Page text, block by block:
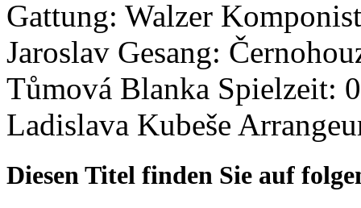
Gattung: Walzer
Jaroslav Gesang:
Tůmová Blanka Spielzeit:
Ladislava Kubeše
Diesen Titel finden Sie auf